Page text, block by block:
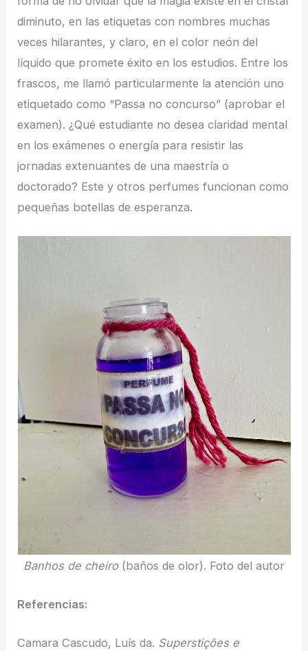
diminuto, en las etiquetas con nombres muchas
veces hilarantes, y claro, en el color neón del
líquido que promete éxito en los estudios. Entre los
frascos, me llamó particularmente la atención uno
etiquetado como “Passa no concurso” (aprobar el
examen). ¿Qué estudiante no desea claridad mental
en los exámenes o energía para resistir las
jornadas extenuantes de una maestría o
doctorado? Este y otros perfumes funcionan como
pequeñas botellas de esperanza.
Banhos de cheiro(baños de olor). Foto del autor
Referencias:
Camara Cascudo, Luís da. Superstições e